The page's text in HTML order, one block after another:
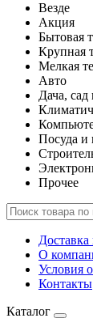
Везде
Акция
Бытовая
Крупная
Мелкая
Авто
Дача, сад
Посуда и
Прочее
Доставка
О
Условия
Контакты
Каталог